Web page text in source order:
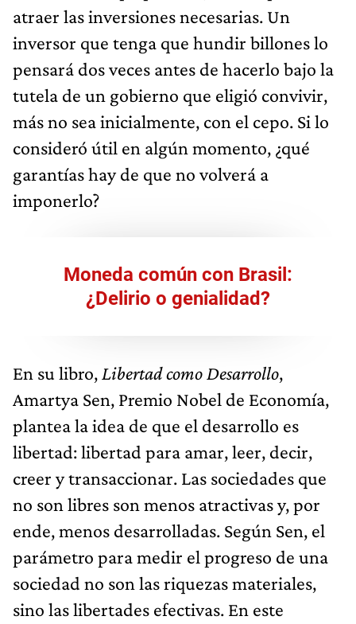
atraer las inversiones necesarias. Un
inversor que tenga que hundir billones lo
pensará dos veces antes de hacerlo bajo la
tutela de un gobierno que eligió convivir,
más no sea inicialmente, con el cepo. Si lo
consideró útil en algún momento, ¿qué
garantías hay de que no volverá a
imponerlo?
Moneda común con Brasil:
¿Delirio o genialidad?
En su libro, Libertad como Desarrollo,
Amartya Sen, Premio Nobel de Economía,
plantea la idea de que el desarrollo es
libertad: libertad para amar, leer, decir,
creer y transaccionar. Las sociedades que
no son libres son menos atractivas y, por
ende, menos desarrolladas. Según Sen, el
parámetro para medir el progreso de una
sociedad no son las riquezas materiales,
sino las libertades efectivas. En este